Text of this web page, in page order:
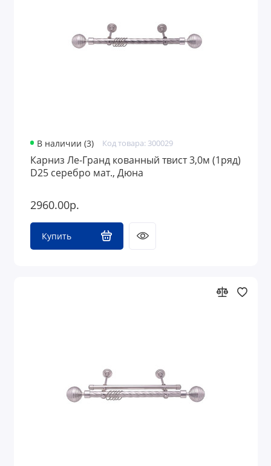
Аксессуары для жалюзи
В наличии (3) Код товара: 300029
Карниз Ле-Гранд кованный твист 3,0м (1ряд)
D25 серебро мат., Дюна
2960.00р.
Купить